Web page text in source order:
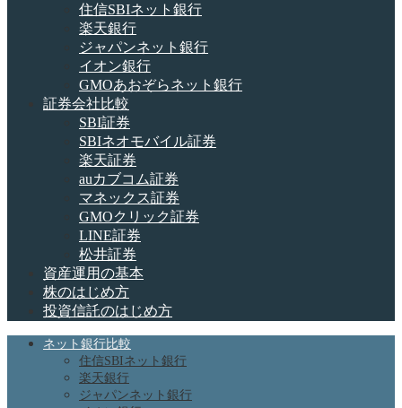
住信SBIネット銀行
楽天銀行
ジャパンネット銀行
イオン銀行
GMOあおぞらネット銀行
証券会社比較
SBI証券
SBIネオモバイル証券
楽天証券
auカブコム証券
マネックス証券
GMOクリック証券
LINE証券
松井証券
資産運用の基本
株のはじめ方
投資信託のはじめ方
ネット銀行比較
住信SBIネット銀行
楽天銀行
ジャパンネット銀行